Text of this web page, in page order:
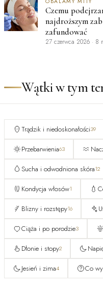
Czemu
najdroższym
zafundować
27 czerwca 2026 · 8
Wątki w tym
Trądzik i niedoskonałości39
Przebarwienia63
Sucha i odwodniona skóra12
Kondycja włosów1
Blizny i rozstępy16
Ciąża i po porodzie3
Dłonie i stopy2
Jesień i zima4 Co